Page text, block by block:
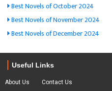
Best Novels of October 2024
Best Novels of November 2024
Best Novels of December 2024
Useful Links
About Us Contact Us